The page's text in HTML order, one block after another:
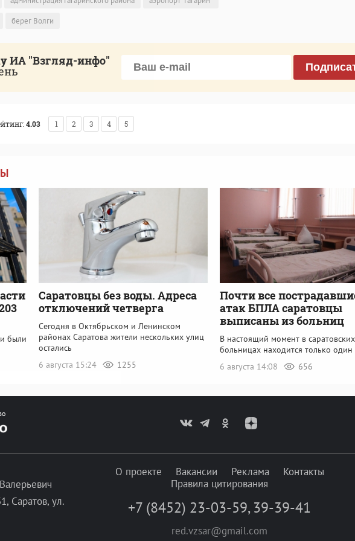
берег Волги
ИА "Взгляд-инфо"
4.03 1 2 3 4 5
были
Саратовцы без воды. Адреса
отключений четверга
Сегодня в Октябрьском и Ленинском
районах Саратова жители нескольких улиц
остались
6 августа 15:24
1255
Почти все
атак БПЛА саратовцы
выписаны из больниц
В настоящий момент в саратовских
больницах находится только один
6 августа 14:08
656
Саратов, ул.
О проекте Вакансии Реклама
Контакты
Правила цитирования
+7 (8452) 23-03-59, 39-39-41
red.vzsar@gmail.com